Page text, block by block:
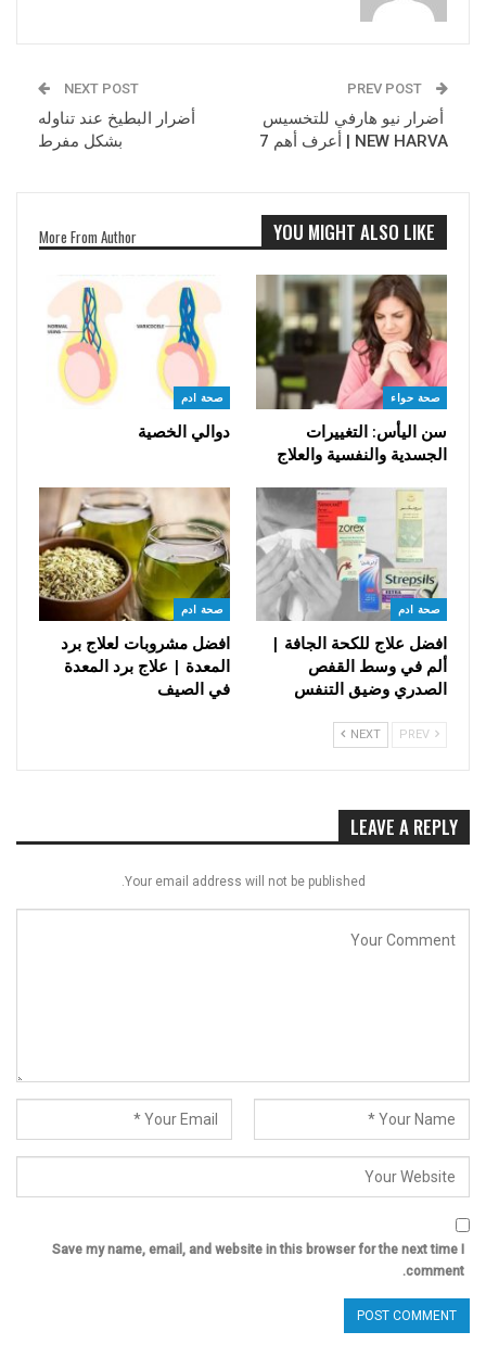
أضرار نيو هارفي للتخسيس
NEW HARVA | أعرف أهم 7
NEXT POST
أضرار البطيخ عند تناوله
بشكل مفرط
YOU MIGHT ALSO LIKE
More From Author
صحة حواء
سن اليأس: التغييرات
الجسدية والنفسية والعلاج
صحة ادم
دوالي الخصية
صحة ادم
افضل علاج للكحة الجافة |
ألم في وسط القفص
الصدري وضيق التنفس
صحة ادم
افضل مشروبات لعلاج برد
المعدة | علاج برد المعدة
في الصيف
NEXT
LEAVE A REPLY
Your email address will not be published.
Save my name, email, and website in this browser for the next time I
comment.